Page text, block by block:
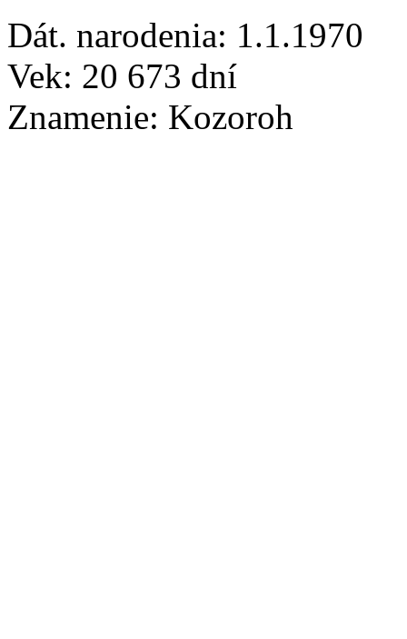
Dát. narodenia: 1.1.1970
Vek: 20 673 dní
Znamenie: Kozoroh